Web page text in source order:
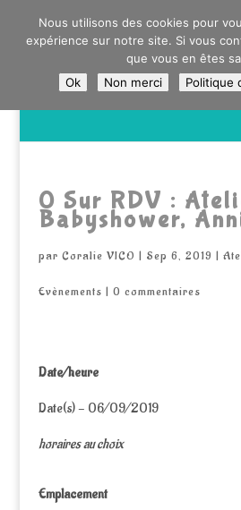
0603176412 - RDV CHEZ SO
DANS LA MÉTROPOLE
produits
0 Sur RDV :
Babyshower,
par Coralie VICO | Sep 6, 2019 |
Evènements | 0 commentaires
Date/heure
Date(s) - 06/09/2019
horaires au choix
Emplacement
Nous utilisons des cookies pour
expérience sur notre site. Si vous
que vous en êtes
Ok
Non merci Politique